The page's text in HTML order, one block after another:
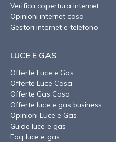
Verifica copertura internet
Opinioni internet casa
Gestori internet e telefono
LUCE E GAS
Offerte Luce e Gas
Offerte Luce Casa
Offerte Gas Casa
Offerte luce e gas business
Opinioni Luce e Gas
Guide luce e gas
Faq luce e gas